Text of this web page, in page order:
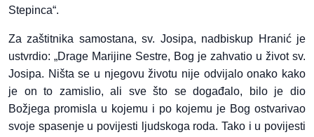
Stepinca“.
Za zaštitnika samostana, sv. Josipa, nadbiskup Hranić je
ustvrdio: „Drage Marijine Sestre, Bog je zahvatio u život sv.
Josipa. Ništa se u njegovu životu nije odvijalo onako kako
je on to zamislio, ali sve što se događalo, bilo je dio
Božjega promisla u kojemu i po kojemu je Bog ostvarivao
svoje spasenje u povijesti ljudskoga roda. Tako i u povijesti